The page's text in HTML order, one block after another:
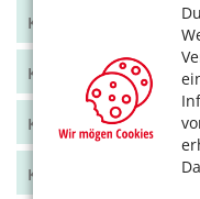
KölnerLeben Okt/Nov
KölnerLeben Aug/Sept
KölnerLeben Juni/Juli
KölnerLeben April/Mai